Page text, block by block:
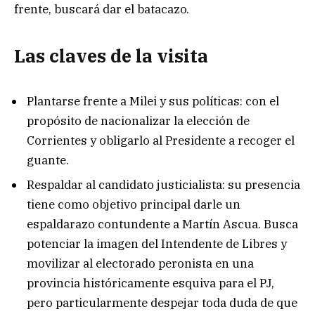
frente, buscará dar el batacazo.
Las claves de la visita
Plantarse frente a Milei y sus políticas: con el
propósito de nacionalizar la elección de
Corrientes y obligarlo al Presidente a recoger el
guante.
Respaldar al candidato justicialista: su presencia
tiene como objetivo principal darle un
espaldarazo contundente a Martín Ascua. Busca
potenciar la imagen del Intendente de Libres y
movilizar al electorado peronista en una
provincia históricamente esquiva para el PJ,
pero particularmente despejar toda duda de que